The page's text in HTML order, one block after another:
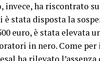
ha riscontrato
stata disposta la
euro, è stata elevata
in nero. Come